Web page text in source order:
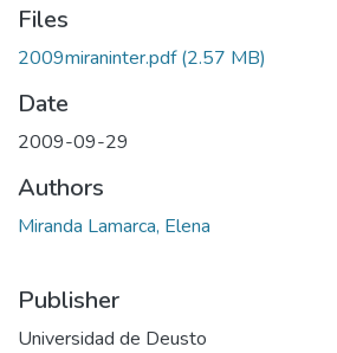
Files
2009miraninter.pdf(2.57 MB)
Date
2009-09-29
Authors
Miranda Lamarca, Elena
Publisher
Universidad de Deusto